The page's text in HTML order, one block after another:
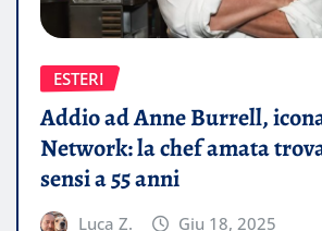
ESTERI
Addio ad Anne Burrell,
Network: la chef amata
sensi a 55 anni
Luca Z. Giu 18, 2025